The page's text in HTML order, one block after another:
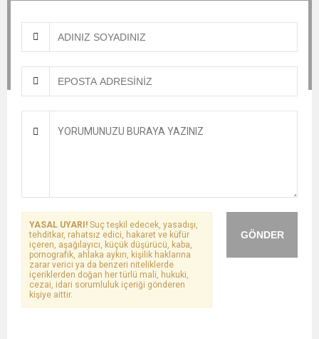
GÖNDER
YASAL UYARI! Suç teşkil edecek, yasadışı,
tehditkar, rahatsız edici, hakaret ve küfür
içeren, aşağılayıcı, küçük düşürücü, kaba,
pornografik, ahlaka aykırı, kişilik haklarına
zarar verici ya da benzeri niteliklerde
içeriklerden doğan her türlü mali, hukuki,
cezai, idari sorumluluk içeriği gönderen
kişiye aittir.